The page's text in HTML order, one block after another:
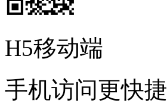
H5移动端
手机访问更快捷